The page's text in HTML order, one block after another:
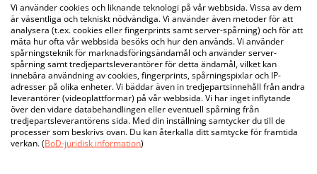
Vi använder cookies och liknande teknologi på vår webbsida. Vissa av dem
är väsentliga och tekniskt nödvändiga. Vi använder även metoder för att
analysera (t.ex. cookies eller fingerprints samt server-spårning) och för att
mäta hur ofta vår webbsida besöks och hur den används. Vi använder
spårningsteknik för marknadsföringsändamål och använder server-
spårning samt tredjepartsleverantörer för detta ändamål, vilket kan
innebära användning av cookies, fingerprints, spårningspixlar och IP-
adresser på olika enheter. Vi bäddar även in tredjepartsinnehåll från andra
leverantörer (videoplattformar) på vår webbsida. Vi har inget inflytande
över den vidare databehandlingen eller eventuell spårning från
tredjepartsleverantörens sida. Med din inställning samtycker du till de
processer som beskrivs ovan. Du kan återkalla ditt samtycke för framtida
verkan. (BoD-juridisk information)